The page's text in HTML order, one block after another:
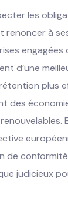
les
renoncer à
engagées
d’une
plus
des
de conformité
judicieux